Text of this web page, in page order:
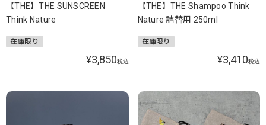
【THE】THE SUNSCREEN
Think Nature
在庫限り
¥3,850税込
【THE】THE Shampoo Think
Nature 詰替用 250ml
在庫限り
¥3,410税込